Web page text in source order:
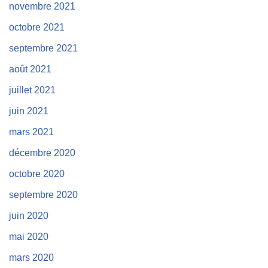
novembre 2021
octobre 2021
septembre 2021
août 2021
juillet 2021
juin 2021
mars 2021
décembre 2020
octobre 2020
septembre 2020
juin 2020
mai 2020
mars 2020